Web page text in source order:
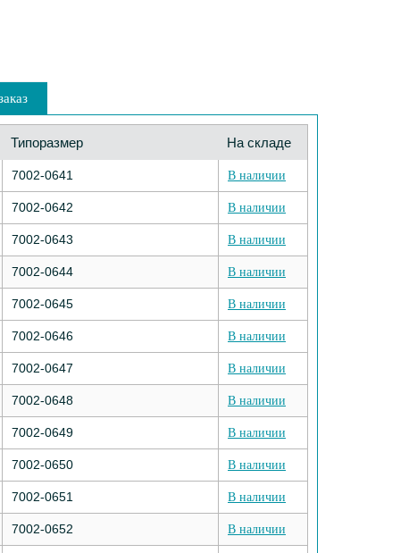
Типоразмер На складе
7002-0641 В наличии
7002-0642 В наличии
7002-0643 В наличии
7002-0644 В наличии
7002-0645 В наличии
7002-0646 В наличии
7002-0647 В наличии
7002-0648 В наличии
7002-0649 В наличии
7002-0650 В наличии
7002-0651 В наличии
7002-0652 В наличии